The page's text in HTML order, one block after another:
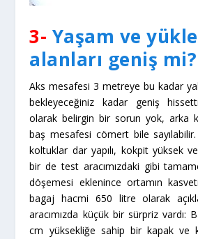
3- Yaşam ve
alanları geniş mi?
Aks mesafesi 3 metreye bu kadar
bekleyeceğiniz kadar geniş
olarak belirgin bir sorun yok, arka
baş mesafesi cömert bile
koltuklar dar yapılı, kokpit yüksek
bir de test aracımızdaki gibi
döşemesi eklenince ortamın
bagaj hacmi 650 litre olarak
aracımızda küçük bir sürpriz vardı:
cm yüksekliğe sahip bir kapak ve